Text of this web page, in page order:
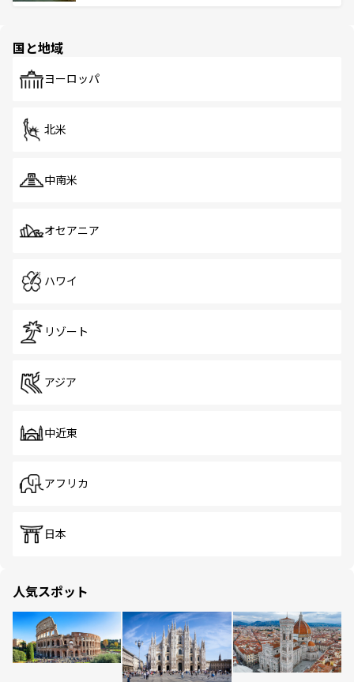
で、ホーカーズは地元の風情を楽しめる外せないスポット
国と地域
ヨーロッパ
北米
中南米
オセアニア
ハワイ
リゾート
アジア
中近東
アフリカ
日本
人気スポット